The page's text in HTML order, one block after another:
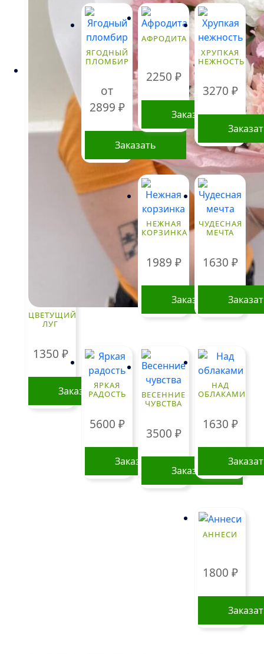
ЦВЕТУЩИЙ
ЛУГ
1350 ₽
Заказать
ЯГОДНЫЙ
ПЛОМБИР
от
2899 ₽
Заказать
Этот
товар
имеет
несколько
вариаций.
Опции
можно
выбрать
на
странице
товара.
АФРОДИТА
2250 ₽
Заказать
ХРУПКАЯ
НЕЖНОСТЬ
3270 ₽
НЕЖНАЯ
КОРЗИНКА
1989 ₽
Заказать
ЧУДЕСНАЯ
МЕЧТА
1630 ₽
ЯРКАЯ
РАДОСТЬ
5600 ₽
Заказать
ВЕСЕННИЕ
ЧУВСТВА
3500 ₽
Заказать
НАД
ОБЛАКАМИ
1630 ₽
АННЕСИ
1800 ₽